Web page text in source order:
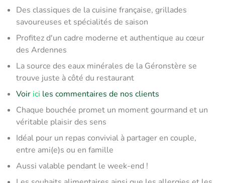
Des classiques de la cuisine française, grillades
savoureuses et spécialités de saison
Profitez d'un cadre moderne et authentique au cœur
des Ardennes
La source des eaux minérales de la Géronstère se
trouve juste à côté du restaurant
Voir ici les commentaires de nos clients
Chaque bouchée promet un moment gourmand et un
véritable plaisir des sens
Idéal pour un repas convivial à partager en couple,
entre ami(e)s ou en famille
Aussi valable pendant le week-end !